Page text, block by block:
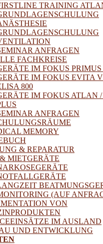
TRAINING
ANFRAGEN
FACHKREISE
IM FOKUS PRIMUS
IM FOKUS EVITA
800
IM FOKUS ATLAN
ANFRAGEN
MEMORY
& REPARATUR
MIETGERÄTE
(AUF
VON
IM AUSLAND
UND ENTWICKLUNG